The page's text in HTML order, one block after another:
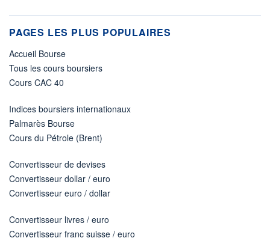
PAGES LES PLUS POPULAIRES
Accueil Bourse
Tous les cours boursiers
Cours CAC 40
Indices boursiers internationaux
Palmarès Bourse
Cours du Pétrole (Brent)
Convertisseur de devises
Convertisseur dollar / euro
Convertisseur euro / dollar
Convertisseur livres / euro
Convertisseur franc suisse / euro